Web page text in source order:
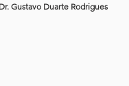
Gustavo Duarte Rodrigues